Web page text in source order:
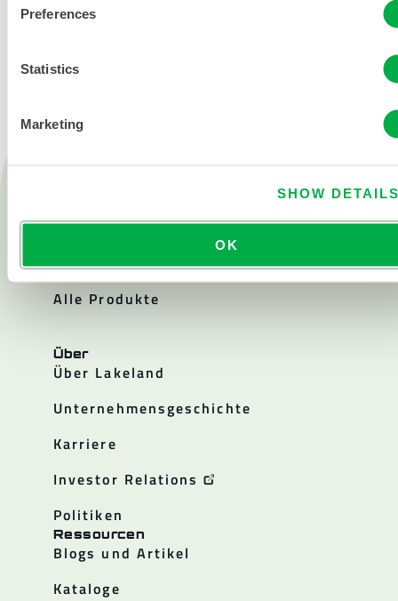
Preferences
Statistics
Marketing
SHOW
OK
Chemisch
Reinraum
Alle Produkte
Über
Über Lakeland
Unternehmensgeschichte
Karriere
Investor Relations
Politiken
Ressourcen
Blogs und Artikel
Kataloge